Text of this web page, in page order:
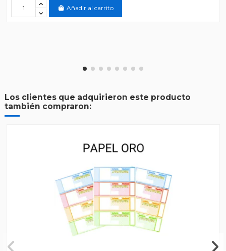
Añadir al carrito
Los clientes que adquirieron este producto
también compraron: